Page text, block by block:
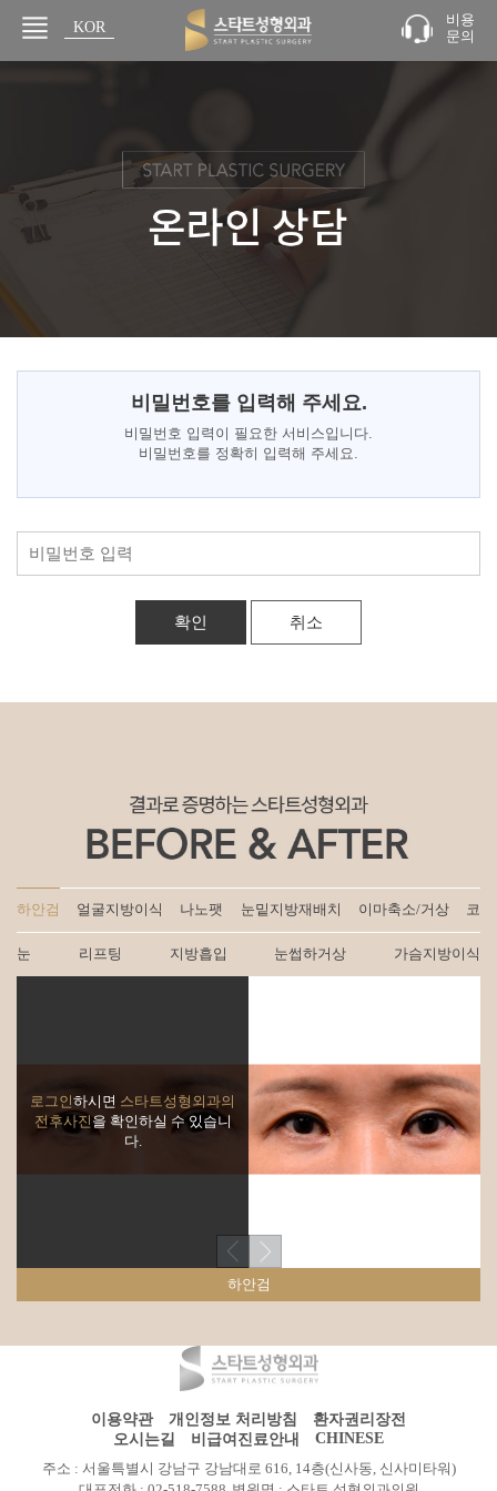
KOR
JPN
비용
문의
비밀번호를 입력해 주세요.
비밀번호 입력이 필요한 서비스입니다.
비밀번호를 정확히 입력해 주세요.
취소
하안검 얼굴지방이식 나노팻 눈밑지방재배치 이마축소/거상 코
눈 리프팅 지방흡입 눈썹하거상 가슴지방이식
로그인하시면 스타트성형외과의
전후사진을 확인하실 수 있습니
다.
하안검
이용약관 개인정보 처리방침
환자권리장전
오시는길
비급여진료안내
CHINESE
주소 : 서울특별시 강남구 강남대로 616, 14층(신사동, 신사미타워)